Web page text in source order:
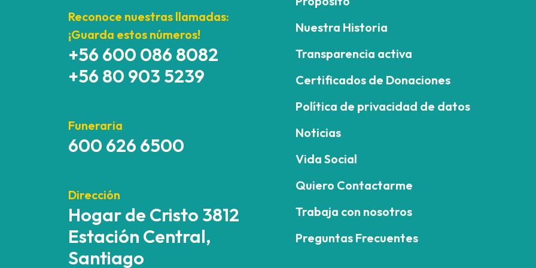
Reconoce nuestras llamadas:
¡Guarda estos números!
+56 600 086 8082
+56 80 903 5239
Funeraria
600 626 6500
Dirección
Hogar de Cristo 3812
Estación Central,
Santiago
Nuestra Historia
Transparencia activa
Certificados de Donaciones
Política de privacidad de datos
Noticias
Vida Social
Quiero Contactarme
Trabaja con nosotros
Preguntas Frecuentes